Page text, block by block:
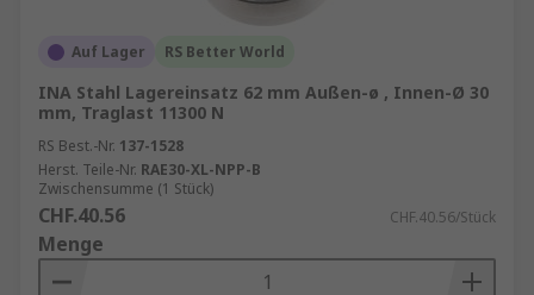
Auf Lager RS Better World
INA Stahl Lagereinsatz 62 mm Außen-ø , Innen-Ø 30
mm, Traglast 11300 N
RS Best.-Nr. 137-1528
Herst. Teile-Nr. RAE30-XL-NPP-B
Zwischensumme (1 Stück)
CHF.40.56 CHF.40.56/Stück
Menge